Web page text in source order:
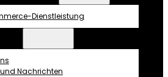
Dienstleistung
Nachrichten